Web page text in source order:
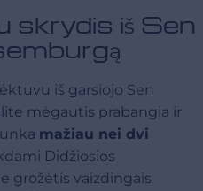
skrydis iš Sen
iš garsiojo Sen
mėgautis prabangia ir
mažiau nei dvi
Didžiosios
grožėtis vaizdingais